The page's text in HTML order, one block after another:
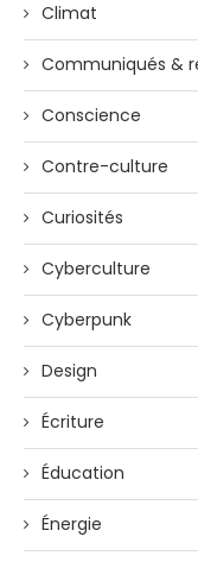
Climat
Communiqués &
Conscience
Contre-culture
Curiosités
Cyberculture
Cyberpunk
Design
Écriture
Éducation
Énergie